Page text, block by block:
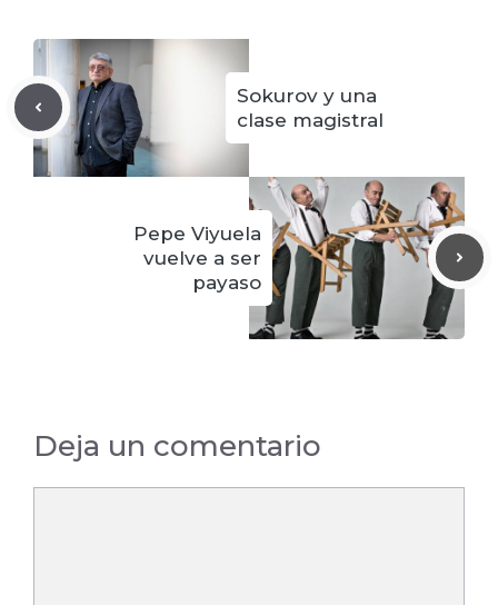
Sokurov y una
clase magistral
Pepe Viyuela
vuelve a ser
payaso
Deja un comentario